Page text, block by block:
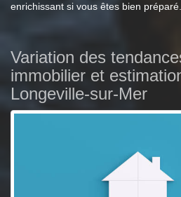
enrichissant si vous êtes bien
Variation des
immobilier et
Longeville-sur-Mer